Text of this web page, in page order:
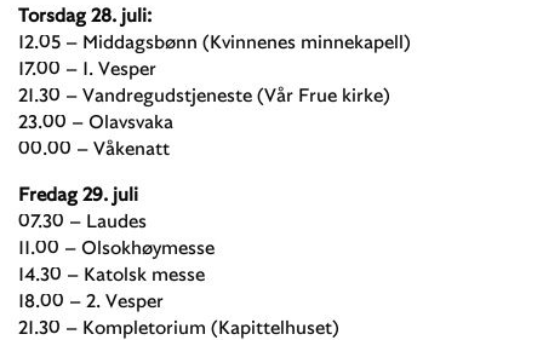
Torsdag 28. juli:
12.05 – Middagsbønn (Kvinnenes minnekapell)
17.00 – 1. Vesper
21.30 – Vandregudstjeneste (Vår Frue kirke)
23.00 – Olavsvaka
00.00 – Våkenatt
Fredag 29. juli
07.30 – Laudes
11.00 – Olsokhøymesse
14.30 – Katolsk messe
18.00 – 2. Vesper
21.30 – Kompletorium (Kapittelhuset)